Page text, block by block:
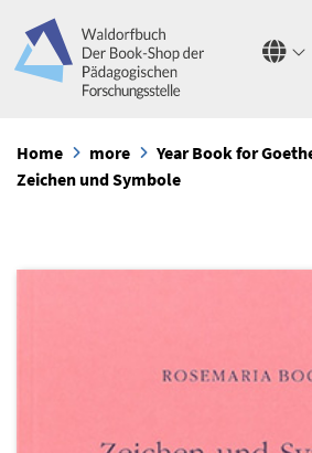
Home more
Year Book for
Zeichen und Symbole